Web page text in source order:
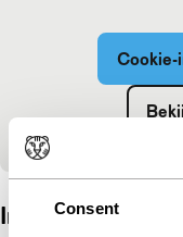
Consent
Cookie-
Ingesloten inhoud van
Interview